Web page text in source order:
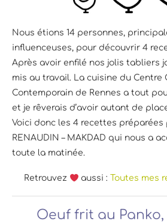
Nous étions 14 personnes,
influenceuses, pour découvrir 4
Après avoir enfilé nos jolis tabliers
mis au travail. La cuisine du Centre
Contemporain de Rennes a tout
et je rêverais d’avoir autant de
Voici donc les 4 recettes préparées
RENAUDIN – MAKDAD qui nous a
toute la matinée.
Retrouvez aussi : Toutes mes
Oeuf frit au